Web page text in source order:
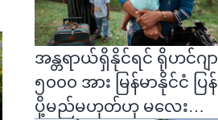
အန္တရာယ်ရှိနိုင်ရင် ရိုဟင်ဂျာ
၅၀၀၀ အား မြန်မာနိုင်ငံ ပြန်
ပို့မည်မဟုတ်ဟု မလေးရှား